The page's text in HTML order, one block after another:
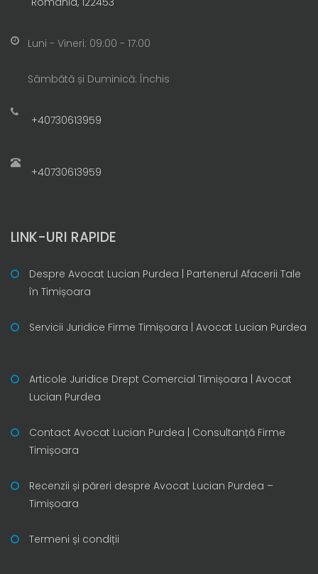
Luni - Vineri: 09:00 - 17:00
Sâmbătă și Duminică: Închis
+40730613959
+40730613959
LINK-URI RAPIDE
Despre Avocat Lucian Purdea | Partenerul Afacerii Tale
în Timișoara
Servicii Juridice Firme Timișoara | Avocat Lucian Purdea
Articole Juridice Drept Comercial Timișoara | Avocat
Lucian Purdea
Contact Avocat Lucian Purdea | Consultanță Firme
Timișoara
Recenzii și păreri despre Avocat Lucian Purdea –
Timișoara
Termeni și condiții